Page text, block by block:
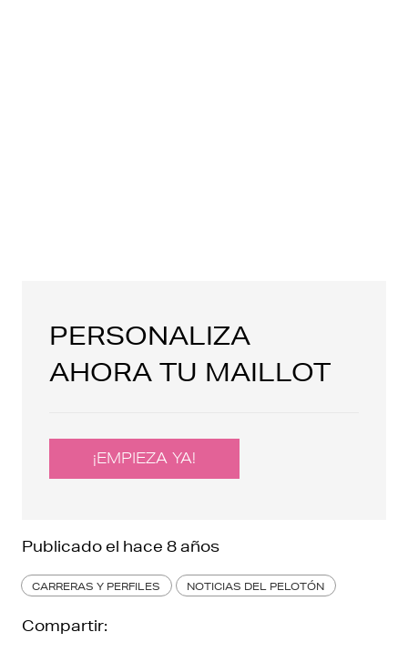
PERSONALIZA
AHORA TU MAILLOT
¡EMPIEZA YA!
Publicado el hace 8 años
CARRERAS Y PERFILES NOTICIAS DEL PELOTÓN
Compartir: